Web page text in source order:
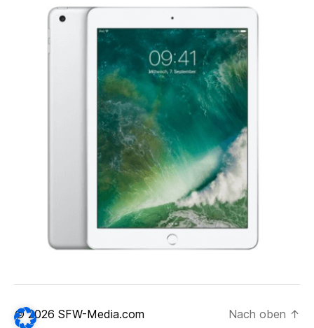
© 2026 SFW-Media.com Nach oben ↑